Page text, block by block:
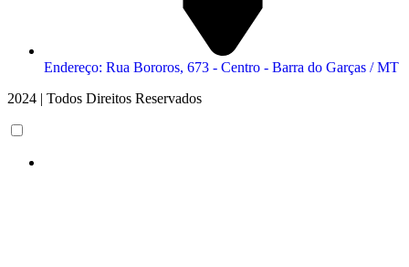
Endereço: Rua Bororos, 673 - Centro - Barra do Garças / MT
2024 | Todos Direitos Reservados